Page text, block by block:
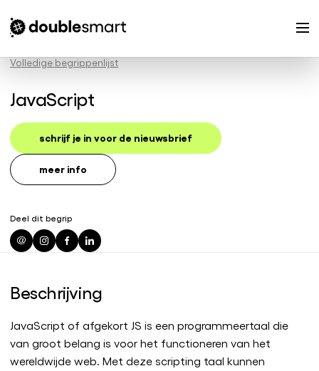
Volledige begrippenlijst
JavaScript
schrijf je in voor de nieuwsbrief
meer info
Deel dit begrip
Beschrijving
JavaScript of afgekort JS is een programmeertaal die
van groot belang is voor het functioneren van het
wereldwijde web. Met deze scripting taal kunnen